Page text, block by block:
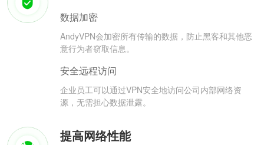
数据加密
AndyVPN会加密所有传输的数据，防止黑客和其他恶
意行为者窃取信息。
安全远程访问
企业员工可以通过VPN安全地访问公司内部网络资
源，无需担心数据泄露。
提高网络性能